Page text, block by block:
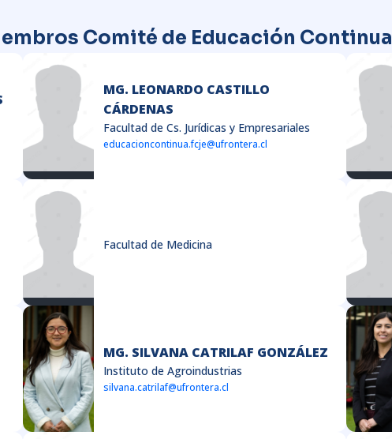
Comité de Educación Continua
MG. LEONARDO CASTILLO
CÁRDENAS
Facultad de Cs. Jurídicas y Empresariales
educacioncontinua.fcje@ufrontera.cl
Facultad de Medicina
MG. SILVANA CATRILAF GONZÁLEZ
Instituto de Agroindustrias
silvana.catrilaf@ufrontera.cl